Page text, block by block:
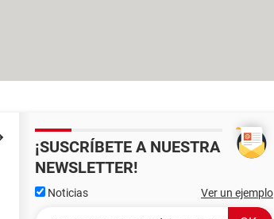
¡SUSCRÍBETE A NUESTRA
NEWSLETTER!
Noticias Ver un ejemplo